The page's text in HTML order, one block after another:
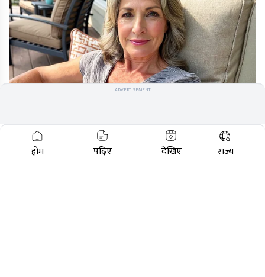
Men, You Don't Need Viagra If You Do This Once
A Day
MEDVI
ADVERTISEMENT
होम पढ़िए देखिए राज्य